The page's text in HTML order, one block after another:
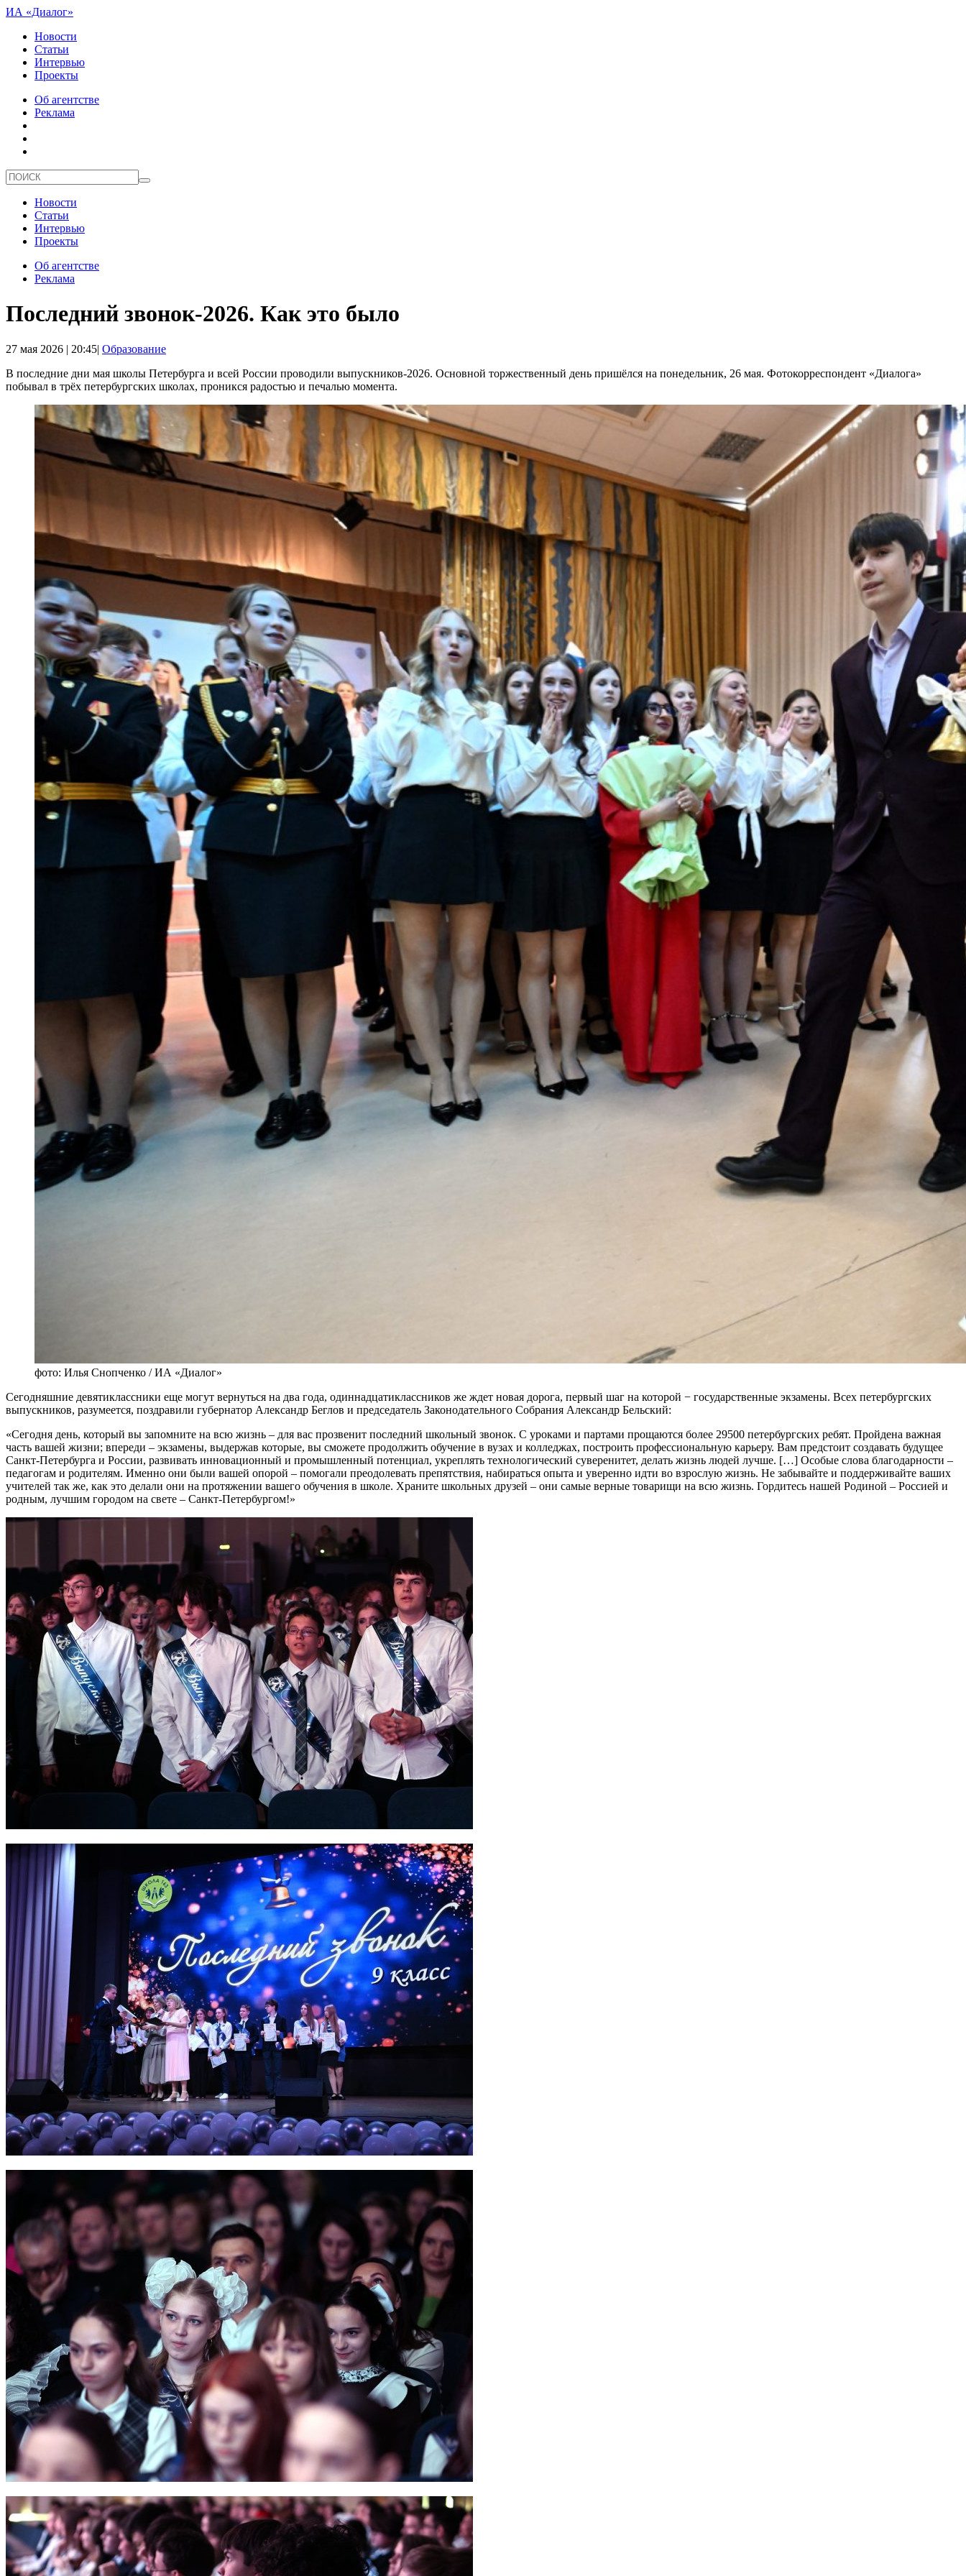
ИА «Диалог»
Новости
Статьи
Интервью
Проекты
Об агентстве
Реклама
Новости
Статьи
Интервью
Проекты
Об агентстве
Реклама
Последний звонок-2026. Как это было
27 мая 2026 | 20:45| Образование
В последние дни мая школы Петербурга и всей России проводили выпускников-2026. Основной торжественный день пришёлся на понедельник, 26 мая. Фотокорреспондент «Диалога»
побывал в трёх петербургских школах, проникся радостью и печалью момента.
фото: Илья Снопченко / ИА «Диалог»
Сегодняшние девятиклассники еще могут вернуться на два года, одиннадцатиклассников же ждет новая дорога, первый шаг на которой − государственные экзамены. Всех петербургских
выпускников, разумеется, поздравили губернатор Александр Беглов и председатель Законодательного Собрания Александр Бельский:
«Сегодня день, который вы запомните на всю жизнь – для вас прозвенит последний школьный звонок. С уроками и партами прощаются более 29500 петербургских ребят. Пройдена важная
часть вашей жизни; впереди – экзамены, выдержав которые, вы сможете продолжить обучение в вузах и колледжах, построить профессиональную карьеру. Вам предстоит создавать будущее
Санкт-Петербурга и России, развивать инновационный и промышленный потенциал, укреплять технологический суверенитет, делать жизнь людей лучше. […] Особые слова благодарности –
педагогам и родителям. Именно они были вашей опорой – помогали преодолевать препятствия, набираться опыта и уверенно идти во взрослую жизнь. Не забывайте и поддерживайте ваших
учителей так же, как это делали они на протяжении вашего обучения в школе. Храните школьных друзей – они самые верные товарищи на всю жизнь. Гордитесь нашей Родиной – Россией и
родным, лучшим городом на свете – Санкт-Петербургом!»